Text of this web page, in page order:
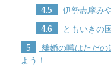
4.5 伊勢志摩み
4.6 ともいきの
5
離婚の噂はただの
よう！